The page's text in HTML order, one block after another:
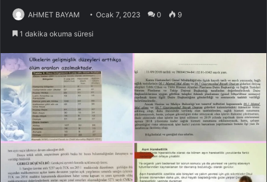
AHMET BAYAM Ocak 7, 2023 0 9
1 dakika okuma süresi